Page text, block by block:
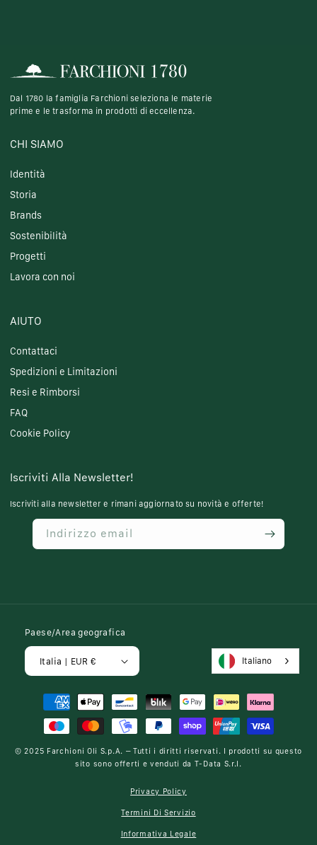
Dal 1780 la famiglia Farchioni seleziona le materie
prime e le trasforma in prodotti di eccellenza.
CHI SIAMO
Identità
Storia
Brands
Sostenibilità
Progetti
Lavora con noi
AIUTO
Contattaci
Spedizioni e Limitazioni
Resi e Rimborsi
FAQ
Cookie Policy
Iscriviti Alla Newsletter!
Iscriviti alla newsletter e rimani aggiornato su novità e offerte!
Indirizzo email
Paese/Area geografica
Italia | EUR € Italiano
Metodi
pagamento
© 2025 Farchioni Oli S.p.A. – Tutti i diritti riservati. I prodotti su questo
sito sono offerti e venduti da T-Data S.r.l.
Privacy Policy
Termini Di Servizio
Informativa Legale